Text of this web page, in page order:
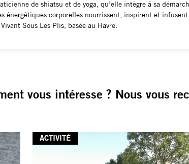
de shiatsu et de yoga, qu’elle intègre à sa
énergétiques corporelles nourrissent, inspirent et infusent
Sous Les Plis, basée au Havre.
vous intéresse ? Nous vous
ACTIVITÉ